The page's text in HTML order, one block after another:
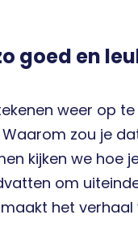
goed en
weer op te
zou je
kijken we hoe
om
het